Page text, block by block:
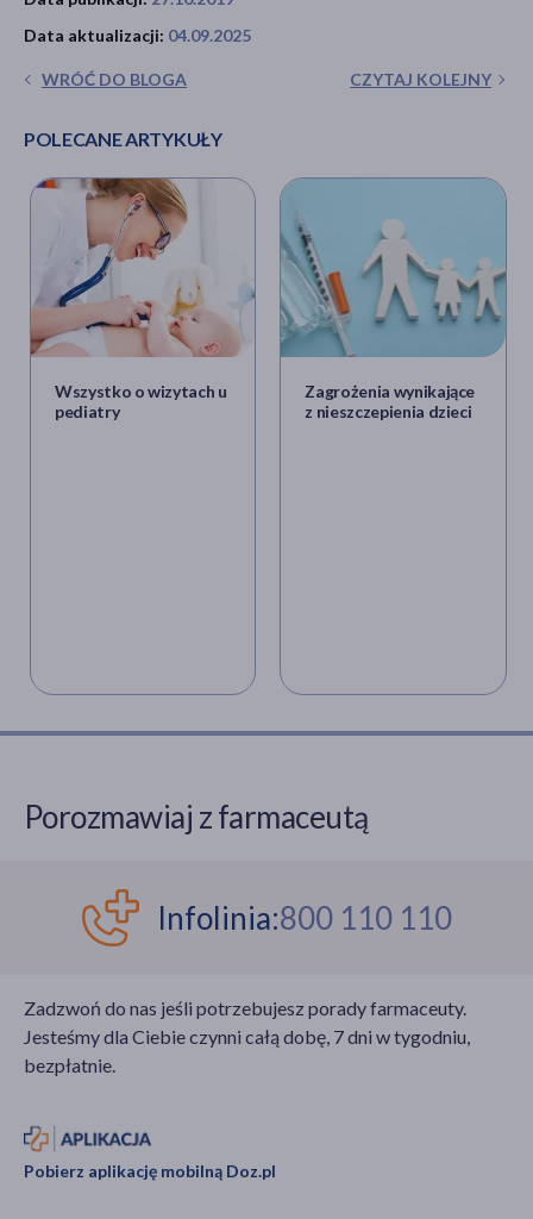
Data aktualizacji: 04.09.2025
WRÓĆ DO BLOGA CZYTAJ KOLEJNY
POLECANE ARTYKUŁY
Wszystko o wizytach u
pediatry
Zagrożenia wynikające
z nieszczepienia dzieci
Porozmawiaj z farmaceutą
Infolinia:800 110 110
Zadzwoń do nas jeśli potrzebujesz porady farmaceuty.
Jesteśmy dla Ciebie czynni całą dobę, 7 dni w tygodniu,
bezpłatnie.
Pobierz aplikację mobilną Doz.pl